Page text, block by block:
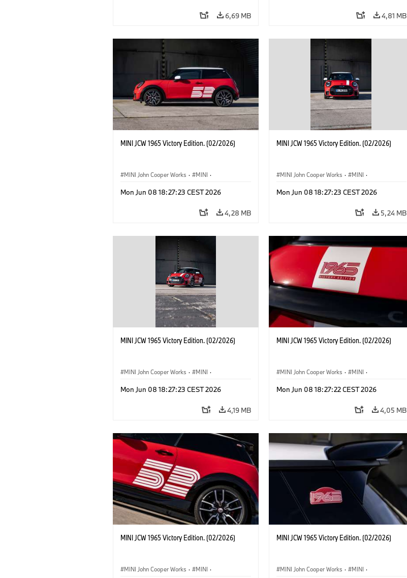
6,69 MB 4,81 MB
MINI JCW 1965 Victory Edition. (02/2026)
MINI John Cooper Works · MINI ·
Mon Jun 08 18:27:23 CEST 2026
4,28 MB
MINI JCW 1965 Victory Edition. (02/2026)
MINI John Cooper Works · MINI ·
Mon Jun 08 18:27:23 CEST 2026
5,24 MB
MINI JCW 1965 Victory Edition. (02/2026)
MINI John Cooper Works · MINI ·
Mon Jun 08 18:27:23 CEST 2026
4,19 MB
MINI JCW 1965 Victory Edition. (02/2026)
MINI John Cooper Works · MINI ·
Mon Jun 08 18:27:22 CEST 2026
4,05 MB
MINI JCW 1965 Victory Edition. (02/2026)
MINI John Cooper Works · MINI ·
MINI JCW 1965 Victory Edition. (02/2026)
MINI John Cooper Works · MINI ·